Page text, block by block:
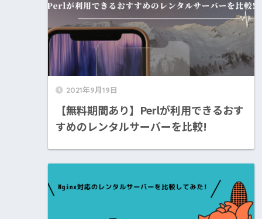
2021年9月19日
【無料期間あり】Perlが利用できるおす
すめのレンタルサーバーを比較!